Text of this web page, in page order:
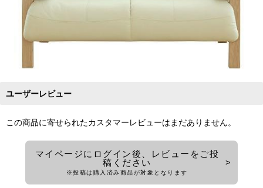
ユーザーレビュー
この商品に寄せられたカスタマーレビューはまだありません。
マイページにログイン後、レビューをご投
稿ください
※投稿は購入済み商品が対象となります